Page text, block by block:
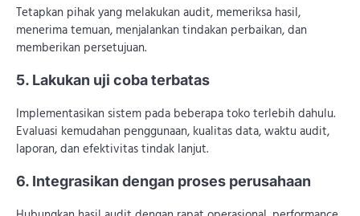
Tetapkan pihak yang melakukan audit, memeriksa hasil,
menerima temuan, menjalankan tindakan perbaikan, dan
memberikan persetujuan.
5. Lakukan uji coba terbatas
Implementasikan sistem pada beberapa toko terlebih dahulu.
Evaluasi kemudahan penggunaan, kualitas data, waktu audit,
laporan, dan efektivitas tindak lanjut.
6. Integrasikan dengan proses perusahaan